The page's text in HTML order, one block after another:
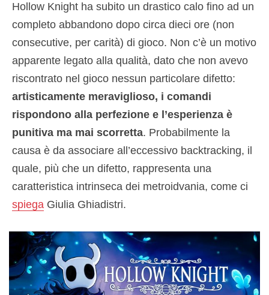
Hollow Knight ha subito un drastico calo fino ad un
completo abbandono dopo circa dieci ore (non
consecutive, per carità) di gioco. Non c’è un motivo
apparente legato alla qualità, dato che non avevo
riscontrato nel gioco nessun particolare difetto:
artisticamente meraviglioso, i comandi
rispondono alla perfezione e l’esperienza è
punitiva ma mai scorretta. Probabilmente la
causa è da associare all’eccessivo backtracking, il
quale, più che un difetto, rappresenta una
caratteristica intrinseca dei metroidvania, come ci
spiega Giulia Ghiadistri.